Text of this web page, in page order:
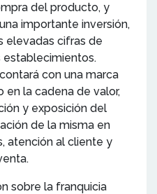
del producto, y
importante inversión,
elevadas cifras de
establecimientos.
con una marca
la cadena de valor,
y exposición del
de la misma en
atención al cliente y
sobre la franquicia